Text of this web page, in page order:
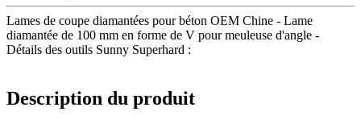
Lames de coupe diamantées pour béton OEM Chine - Lame
diamantée de 100 mm en forme de V pour meuleuse d'angle -
Détails des outils Sunny Superhard :
Description du produit